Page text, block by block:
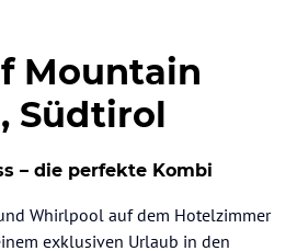
Mountain
Südtirol
– die perfekte Kombi
Whirlpool auf dem Hotelzimmer
exklusiven Urlaub in den